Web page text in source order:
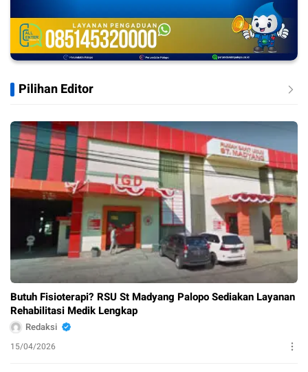
Pilihan Editor
Butuh Fisioterapi? RSU St Madyang Palopo Sediakan Layanan
Rehabilitasi Medik Lengkap
Redaksi
15/04/2026